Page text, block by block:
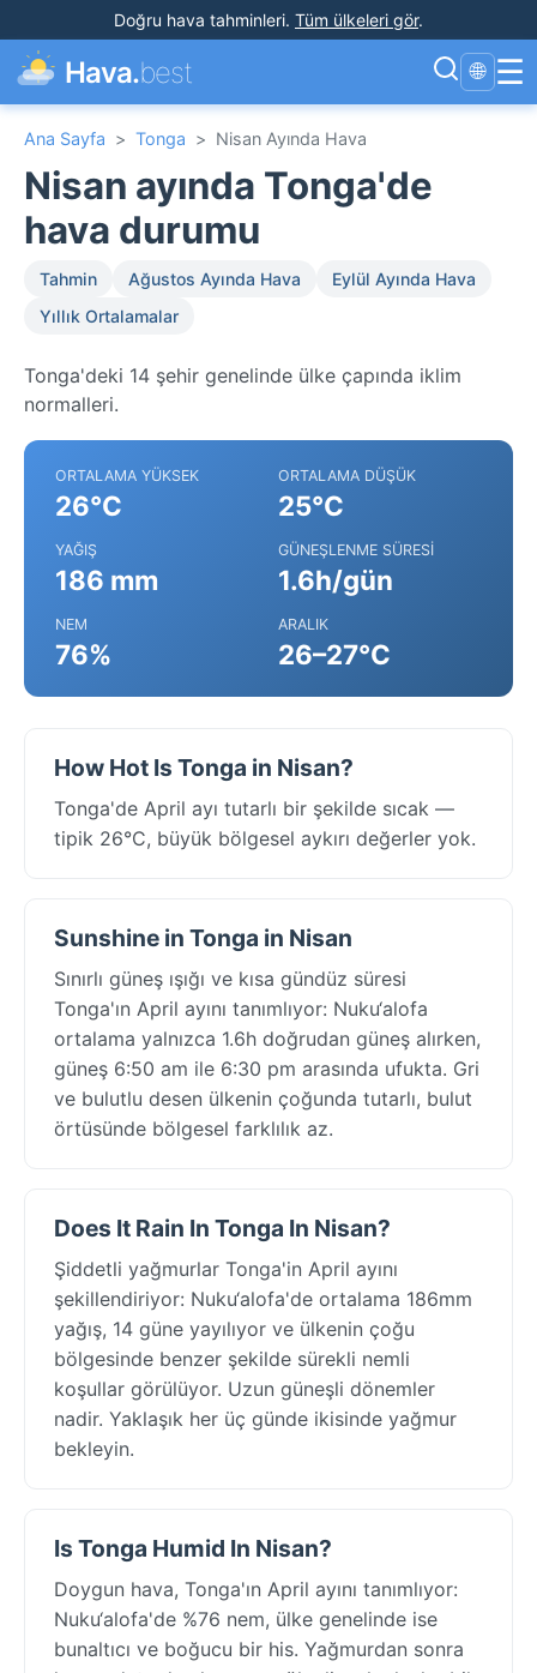
Doğru hava tahminleri. Tüm ülkeleri gör.
Hava.best 🌐 ☰
Ana Sayfa > Tonga > Nisan Ayında Hava
Nisan ayında Tonga'de
hava durumu
Tahmin Ağustos Ayında Hava
Eylül Ayında Hava
Yıllık Ortalamalar
Tonga'deki 14 şehir genelinde ülke çapında iklim
normalleri.
ORTALAMA YÜKSEK
26°C
ORTALAMA DÜŞÜK
25°C
YAĞIŞ
186 mm
GÜNEŞLENME SÜRESI
1.6h/gün
NEM
76%
ARALIK
26–27°C
How Hot Is Tonga in Nisan?
Tonga'de April ayı tutarlı bir şekilde sıcak —
tipik 26°C, büyük bölgesel aykırı değerler yok.
Sunshine in Tonga in Nisan
Sınırlı güneş ışığı ve kısa gündüz süresi
Tonga'ın April ayını tanımlıyor: Nuku‘alofa
ortalama yalnızca 1.6h doğrudan güneş alırken,
güneş 6:50 am ile 6:30 pm arasında ufukta. Gri
ve bulutlu desen ülkenin çoğunda tutarlı, bulut
örtüsünde bölgesel farklılık az.
Does It Rain In Tonga In Nisan?
Şiddetli yağmurlar Tonga'in April ayını
şekillendiriyor: Nuku‘alofa'de ortalama 186mm
yağış, 14 güne yayılıyor ve ülkenin çoğu
bölgesinde benzer şekilde sürekli nemli
koşullar görülüyor. Uzun güneşli dönemler
nadir. Yaklaşık her üç günde ikisinde yağmur
bekleyin.
Is Tonga Humid In Nisan?
Doygun hava, Tonga'ın April ayını tanımlıyor:
Nuku‘alofa'de %76 nem, ülke genelinde ise
bunaltıcı ve boğucu bir his. Yağmurdan sonra